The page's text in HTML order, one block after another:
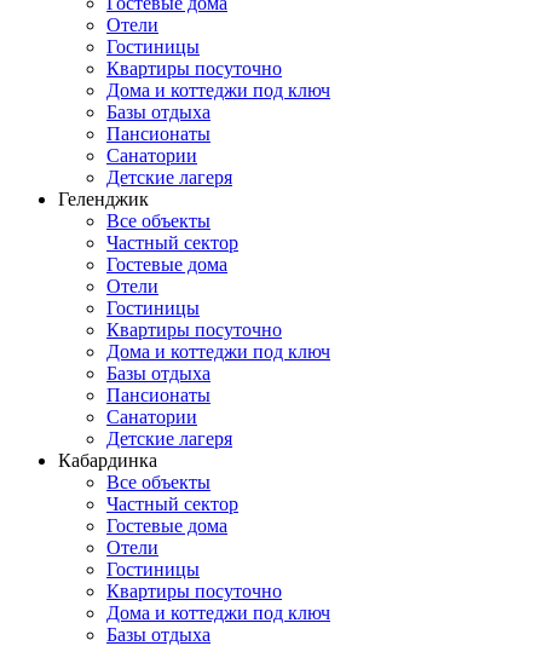
Отели
Гостиницы
Квартиры посуточно
Дома и коттеджи под ключ
Базы отдыха
Пансионаты
Санатории
Детские лагеря
Геленджик
Все объекты
Частный сектор
Гостевые дома
Отели
Гостиницы
Квартиры посуточно
Дома и коттеджи под ключ
Базы отдыха
Пансионаты
Санатории
Детские лагеря
Кабардинка
Все объекты
Частный сектор
Гостевые дома
Отели
Гостиницы
Квартиры посуточно
Дома и коттеджи под ключ
Базы отдыха